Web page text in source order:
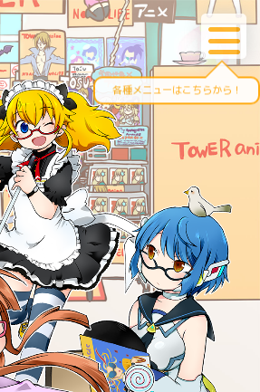
各種メニューはこちらから！